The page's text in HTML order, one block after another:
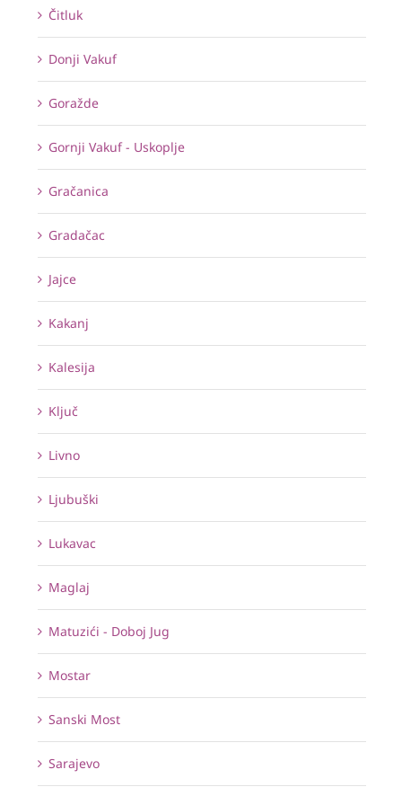
Čitluk
Donji Vakuf
Goražde
Gornji Vakuf - Uskoplje
Gračanica
Gradačac
Jajce
Kakanj
Kalesija
Ključ
Livno
Ljubuški
Lukavac
Maglaj
Matuzići - Doboj Jug
Mostar
Sanski Most
Sarajevo